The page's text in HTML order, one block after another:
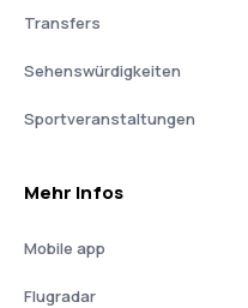
Transfers
Sehenswürdigkeiten
Sportveranstaltungen
Mehr Infos
Mobile app
Flugradar